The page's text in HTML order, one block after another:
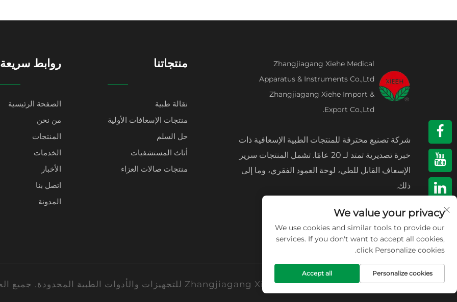
Zhangjiagang Xiehe Medical
Apparatus & Instruments Co.,Ltd
Zhangjiagang Xiehe Import &
Export Co.,Ltd.
شركة تصنيع محترفة للمنتجات الطبية الإسعافية ذات
خبرة تصديرية تمتد لـ 20 عامًا. تشمل المنتجات سرير
الإسعاف القابل للطي، لوحة العمود الفقري، وما إلى
ذلك.
منتجاتنا
نقالة طبية
منتجات الإسعافات الأولية
حل السلم
أثاث المستشفيات
منتجات صالات العزاء
روابط سريعة
الصفحة الرئيسية
من نحن
المنتجات
الخدمات
الأخبار
اتصل بنا
المدونة
حقوق النشر © شركة Zhangjiagang Xiehe للتجهيزات والأدوات الطبية المحدودة. جميع الحقوق محفوظة -
We value your privacy
We use cookies and similar tools to provide our
services. If you don't want to accept all cookies,
click Personalize cookies.
Personalize cookies
Accept all